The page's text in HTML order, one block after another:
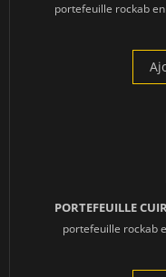
portefeuille rockab
PORTEFEUILLE
portefeuille rockab